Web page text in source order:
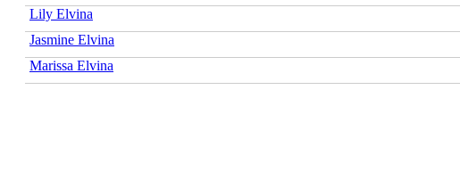
Lily Elvina
Jasmine Elvina
Marissa Elvina